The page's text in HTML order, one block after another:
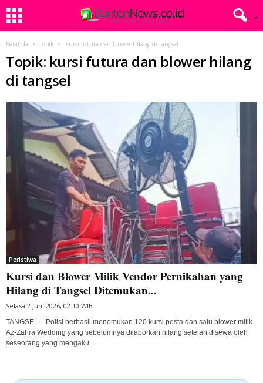
Beranda Topik Kursi futura dan blower hilang di tangsel
Topik: kursi futura dan blower hilang
di tangsel
Peristiwa
Kursi dan Blower Milik Vendor Pernikahan yang
Hilang di Tangsel Ditemukan...
Selasa 2 Juni 2026, 02:10 WIB
TANGSEL – Polisi berhasil menemukan 120 kursi pesta dan satu blower milik
Az-Zahra Wedding yang sebelumnya dilaporkan hilang setelah disewa oleh
seseorang yang mengaku...